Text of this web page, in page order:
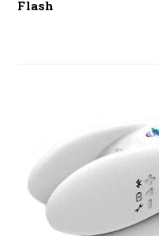
Flash